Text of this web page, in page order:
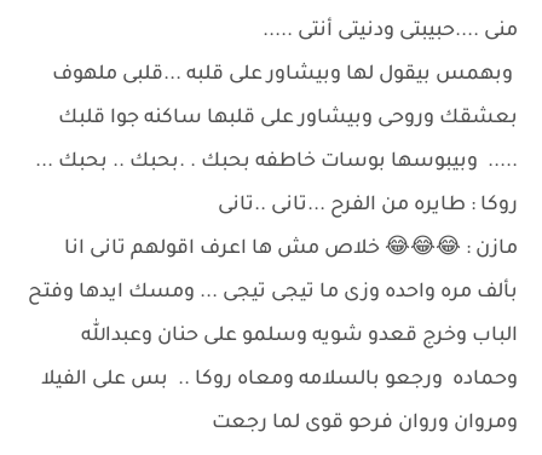
منى ....حبيبتى ودنيتى أنتى .....
وبهمس بيقول لها وبيشاور على قلبه ...قلبى ملهوف
بعشقك وروحى وبيشاور على قلبها ساكنه جوا قلبك
..... وبيبوسها بوسات خاطفه بحبك . .بحبك .. بحبك ...
روكا : طايره من الفرح ...تانى ..تانى
مازن : 😂😂😂 خلاص مش ها اعرف اقولهم تانى انا
بألف مره واحده وزى ما تيجى تيجى ... ومسك ايدها وفتح
الباب وخرج قعدو شويه وسلمو على حنان وعبدالله
وحماده ورجعو بالسلامه ومعاه روكا .. بس على الفيلا
ومروان وروان فرحو قوى لما رجعت